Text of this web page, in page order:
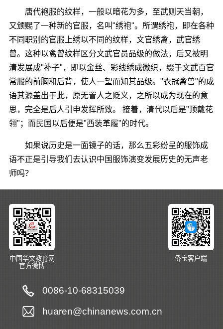
唐代袍服的纹样，一般以暗花为多，至武则天当朝，
又颁赐了一种新的官服，名叫"绣袍"。所谓绣袍，即在各种
不同职别的官服上绣以不同的纹样，文官绣禽，武官绣
曾。这种以禽曾纹样区分文武官员品级的做法，后又被明
清发展成"补子"，即以金丝、彩线绣成徽织，缀于文武百官
常服的前胸和后背，使人一望而知其品级。"衣冠禽兽"的成
语其源盖出于此，原无詈人之贬义，之所以成为现在的意
思，完全是后人引申发挥所致。 接着，清代以后是"顶戴花
翎"；而民国以后便是"西装革履"的时代。
如果说历史是一面镜子的话，那么五彩纷呈的服饰成
语不正是引导我们去认识中国服饰演变发展历史的无声老
师吗？
中国华文教育网
官方微博
侨宝客户端
0086-10-68315039
huaren@chinanews.com.cn